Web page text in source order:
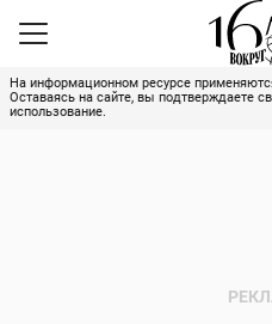
На информационном ресурсе
Оставаясь на сайте, вы подтверждаете
использование.